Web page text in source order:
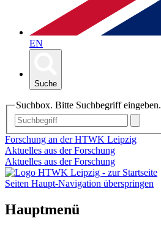
EN
Suche
Suchbox. Bitte Suchbegriff eingeben.
Forschung an der HTWK Leipzig
Aktuelles aus der Forschung
Aktuelles aus der Forschung
Seiten Haupt-Navigation überspringen
Hauptmenü